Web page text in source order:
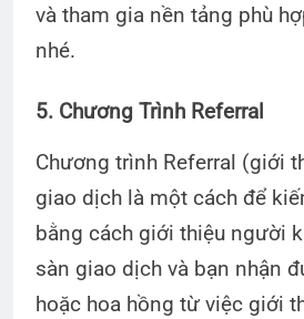
và tham gia nền tảng phù
nhé.
5. Chương Trình Referral
Chương trình Referral (giới
giao dịch là một cách để
bằng cách giới thiệu người
sàn giao dịch và bạn nhận
hoặc hoa hồng từ việc giới